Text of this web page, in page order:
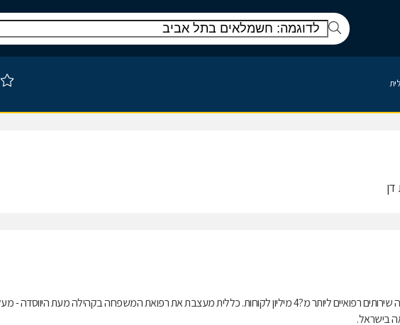
כללית, ארגון הבריאות הגדול והמתקדם בישראל, מעניקה שירותים רפואיים ליותר מ?4 מיליון לקוחות. כללית מעצבת את רפואת המשפחה בקהילה מעת היווסדה -